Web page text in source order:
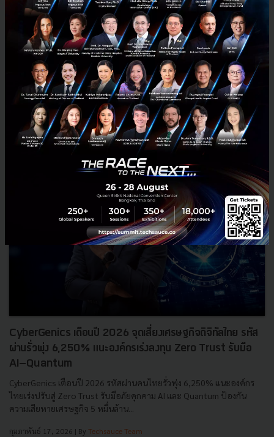
AUTOMATION EXPO 2026
อัปเกรดโรงงานด้วยโซลูชันลดต้นทุนและเพิ่มประสิทธิภาพการผลิตที่
AUTOMATION EXPO 2026 ชม Demo เครื่องจักรจริง ปรึกษาผู้เชี่ยวชาญ
และเวิร์กช็อปเข้มข้น ลงทะเบียนล่วงหน้าได้เลย...
กุมภาพันธ์ 17, 2026| By Techsauce Team
PR News AUTOMATIONEXPO AUTOMATIONEXPO2026
CyberGenics เตือนปี 2026 จุดเสี่ยงเศรษฐกิจดิจิทัลไทย รหัส
ผ่านรั่วพุ่ง 6,250% แนะองค์กรเร่งลงทุน Zero Trust รับมือ
AI–Quantum
CyberGenics เตือนปี 2026 รหัสผ่านคนไทยรั่วพุ่ง 6,250% แนะองค์กร
ไทยเร่งปรับสู่ Zero Trust รับมือภัยคุกคาม AI และ Quantum ป้องกัน
ความเสียหายเศรษฐกิจ 5 หมื่นล้าน...
กุมภาพันธ์ 17, 2026 | By Techsauce Team